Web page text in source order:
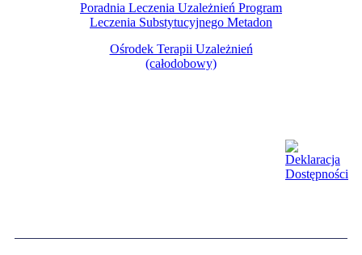
Poradnia Leczenia Uzależnień Program
Leczenia Substytucyjnego Metadon
Ośrodek Terapii Uzależnień
(całodobowy)